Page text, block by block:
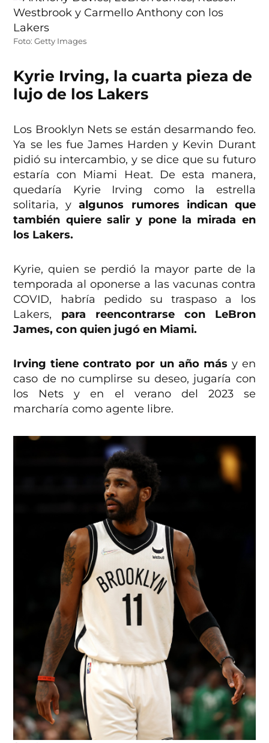
Foto: Getty Images
Kyrie Irving, la cuarta pieza de
lujo de los Lakers
Los Brooklyn Nets se están desarmando feo.
Ya se les fue James Harden y Kevin Durant
pidió su intercambio, y se dice que su futuro
estaría con Miami Heat. De esta manera,
quedaría Kyrie Irving como la estrella
solitaria, yalgunos rumores indican que
también quiere salir y pone la mirada en
los Lakers.
Kyrie, quien se perdió la mayor parte de la
temporada al oponerse a las vacunas contra
COVID, habría pedido su traspaso a los
Lakers, para reencontrarse con LeBron
James, con quien jugó en Miami.
Irving tiene contrato por un año más y en
caso de no cumplirse su deseo, jugaría con
los Nets y en el verano del 2023 se
marcharía como agente libre.